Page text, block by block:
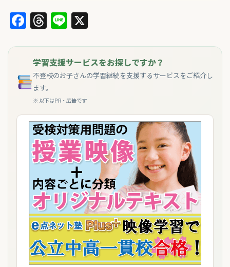
Facebook
Threads
Line
学習支援サービスをお探しですか？
不登校のお子さんの学習継続を支援するサービスをご紹介し
ます。
※ 以下はPR・広告です